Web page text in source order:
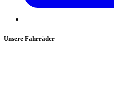
Unsere Fahrräder